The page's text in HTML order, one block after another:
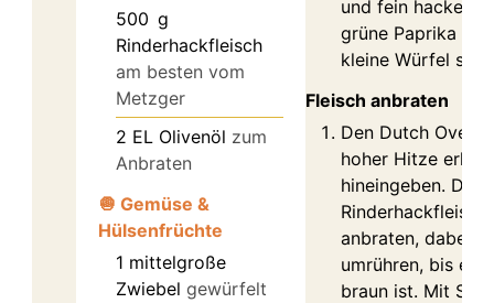
500 g
Rinderhackfleisch
am besten vom
Metzger
2 EL Olivenöl zum
Anbraten
🧅 Gemüse &
Hülsenfrüchte
1 mittelgroße
Zwiebel gewürfelt
und fein hacken.
grüne Paprika
kleine Würfel
Fleisch anbraten
Den Dutch Oven
hoher Hitze
hineingeben. Das
anbraten, dabei
umrühren, bis es
braun ist. Mit